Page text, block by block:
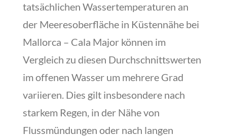
tatsächlichen Wassertemperaturen an
der Meeresoberfläche in Küstennähe bei
Mallorca – Cala Major können im
Vergleich zu diesen Durchschnittswerten
im offenen Wasser um mehrere Grad
variieren. Dies gilt insbesondere nach
starkem Regen, in der Nähe von
Flussmündungen oder nach langen